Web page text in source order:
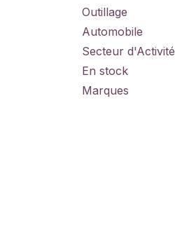
Outillage
Automobile
Secteur d'Activité
En stock
Marques